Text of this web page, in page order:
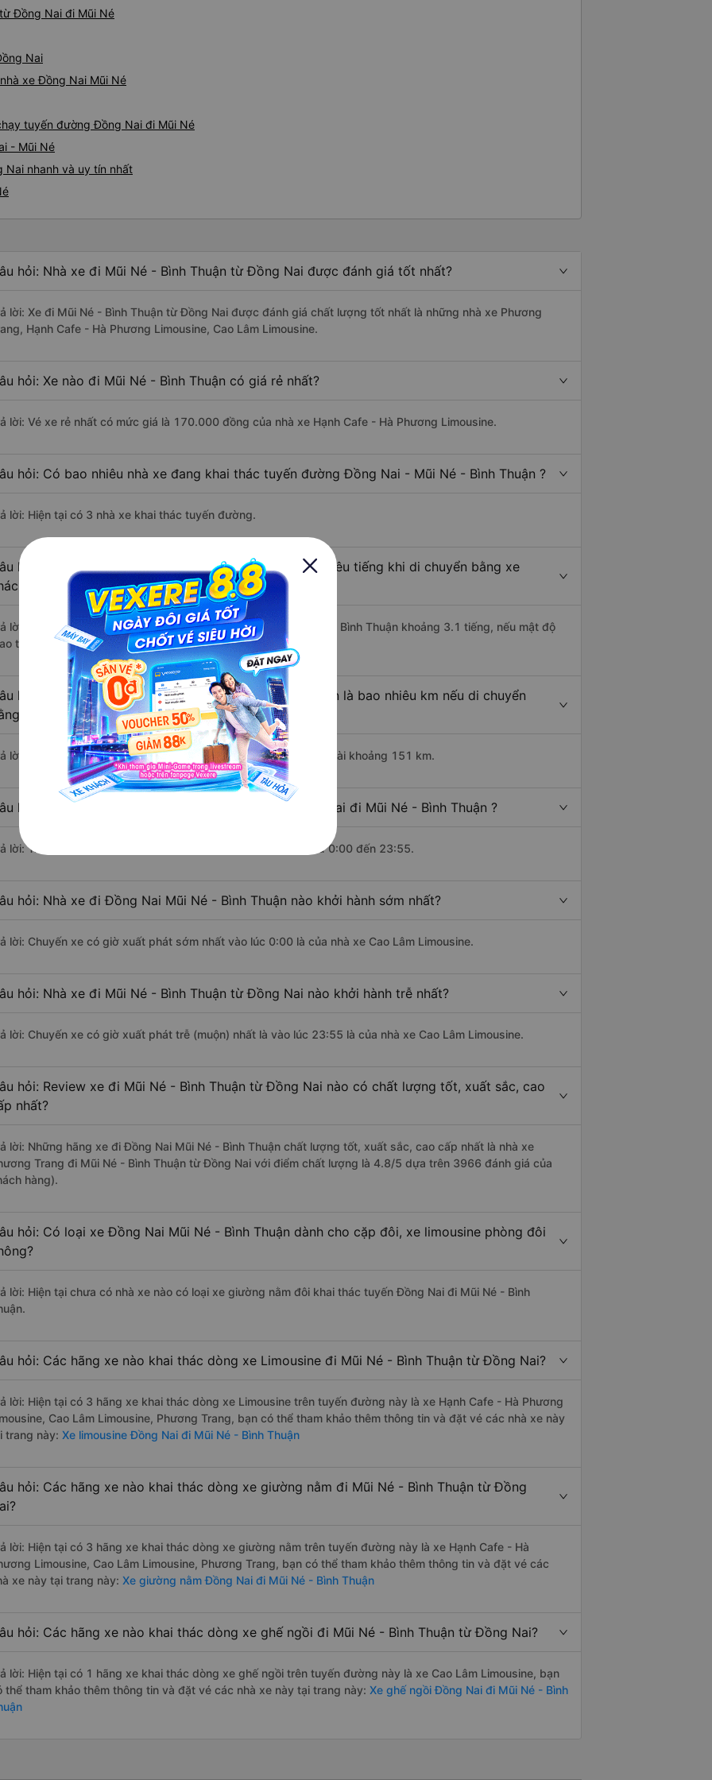
Đồng Nai đi Mũi Né
Nai
xe Đồng Nai Mũi Né
tuyến đường Đồng Nai đi Mũi Né
- Mũi Né
nhanh và uy tín nhất
hỏi: Nhà xe đi Mũi Né - Bình Thuận từ Đồng Nai được đánh giá tốt nhất?
lời: Xe đi Mũi Né - Bình Thuận từ Đồng Nai được đánh giá chất lượng tốt nhất là những nhà xe Phương
Hạnh Cafe - Hà Phương Limousine, Cao Lâm Limousine.
hỏi: Xe nào đi Mũi Né - Bình Thuận có giá rẻ nhất?
lời: Vé xe rẻ nhất có mức giá là 170.000 đồng của nhà xe Hạnh Cafe - Hà Phương Limousine.
hỏi: Có bao nhiêu nhà xe đang khai thác tuyến đường Đồng Nai - Mũi Né - Bình Thuận ?
lời: Hiện tại có 3 nhà xe khai thác tuyến đường.
hỏi: Từ Đồng Nai đi Mũi Né - Bình Thuận mất bao nhiêu tiếng khi di chuyển bằng xe
lời: Thời gian di chuyển bằng xe khách từ Đồng Nai đi Mũi Né - Bình Thuận khoảng 3.1 tiếng, nếu mật độ
thông thuận lợi.
hỏi: Khoảng cách từ Đồng Nai đi Mũi Né - Bình Thuận là bao nhiêu km nếu di chuyển
xe khách?
lời: Đoạn đường đi Mũi Né - Bình Thuận từ Đồng Nai có chiều dài khoảng 151 km.
hỏi: Mỗi ngày có bao nhiêu chuyến xe khách Đồng Nai đi Mũi Né - Bình Thuận ?
lời: Trung bình mỗi ngày có khoảng 69 chuyến xe bắt đầu từ 0:00 đến 23:55.
hỏi: Nhà xe đi Đồng Nai Mũi Né - Bình Thuận nào khởi hành sớm nhất?
lời: Chuyến xe có giờ xuất phát sớm nhất vào lúc 0:00 là của nhà xe Cao Lâm Limousine.
hỏi: Nhà xe đi Mũi Né - Bình Thuận từ Đồng Nai nào khởi hành trễ nhất?
lời: Chuyến xe có giờ xuất phát trễ (muộn) nhất là vào lúc 23:55 là của nhà xe Cao Lâm Limousine.
hỏi: Review xe đi Mũi Né - Bình Thuận từ Đồng Nai nào có chất lượng tốt, xuất sắc, cao
nhất?
lời: Những hãng xe đi Đồng Nai Mũi Né - Bình Thuận chất lượng tốt, xuất sắc, cao cấp nhất là nhà xe
Trang đi Mũi Né - Bình Thuận từ Đồng Nai với điểm chất lượng là 4.8/5 dựa trên 3966 đánh giá của
hàng).
hỏi: Có loại xe Đồng Nai Mũi Né - Bình Thuận dành cho cặp đôi, xe limousine phòng đôi
lời: Hiện tại chưa có nhà xe nào có loại xe giường nằm đôi khai thác tuyến Đồng Nai đi Mũi Né - Bình
hỏi: Các hãng xe nào khai thác dòng xe Limousine đi Mũi Né - Bình Thuận từ Đồng Nai?
lời: Hiện tại có 3 hãng xe khai thác dòng xe Limousine trên tuyến đường này là xe Hạnh Cafe - Hà Phương
Cao Lâm Limousine, Phương Trang, bạn có thể tham khảo thêm thông tin và đặt vé các nhà xe này
trang này: Xe limousine Đồng Nai đi Mũi Né - Bình Thuận
hỏi: Các hãng xe nào khai thác dòng xe giường nằm đi Mũi Né - Bình Thuận từ Đồng
lời: Hiện tại có 3 hãng xe khai thác dòng xe giường nằm trên tuyến đường này là xe Hạnh Cafe - Hà
Limousine, Cao Lâm Limousine, Phương Trang, bạn có thể tham khảo thêm thông tin và đặt vé các
xe này tại trang này: Xe giường nằm Đồng Nai đi Mũi Né - Bình Thuận
hỏi: Các hãng xe nào khai thác dòng xe ghế ngồi đi Mũi Né - Bình Thuận từ Đồng Nai?
lời: Hiện tại có 1 hãng xe khai thác dòng xe ghế ngồi trên tuyến đường này là xe Cao Lâm Limousine, bạn
thể tham khảo thêm thông tin và đặt vé các nhà xe này tại trang này: Xe ghế ngồi Đồng Nai đi Mũi Né - Bình